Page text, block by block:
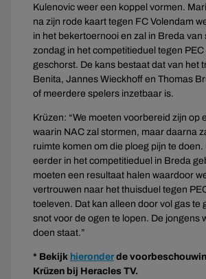
Kulenovic weer een koppel vormen.
na zijn rode kaart tegen FC Volendam
in het bekertoernooi en zal in Breda van
zondag in het competitieduel tegen PEC
geschorst. De kans bestaat dat van het
Benita, Jannes Wieckhoff en Thomas
of meerdere spelers inzetbaar is.
Krüzen: “We moeten voorbereid zijn op
waarin NAC zal stormen, maar daarna
ruimte komen om die ploeg pijn te doen.
eerder in het competitieduel in Breda
moeten een resultaat halen waardoor
vertrouwen naar het thuisduel tegen
toeleven. Dat kan alleen door vol gas te
snot voor de ogen te lopen. De jongens
doen staat.”
* Bekijk hieronderde
Krüzen bij Heracles TV.